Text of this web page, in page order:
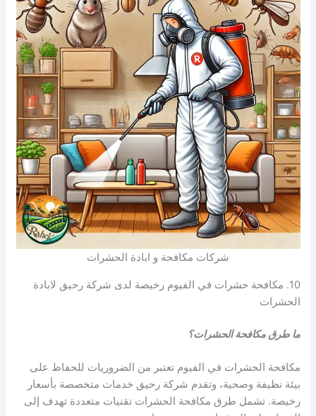
شركات مكافحة و ابادة الحشرات
10. مكافحة حشرات في الفيوم رخيصة لدى شركة رحيق لابادة
الحشرات
ما طرق مكافحة الحشرات؟
مكافحة الحشرات في الفيوم تعتبر من الضروريات للحفاظ على
بيئة نظيفة وصحية، وتقدم شركة رحيق خدمات متخصصة بأسعار
رخيصة. تشمل طرق مكافحة الحشرات تقنيات متعددة تهدف إلى